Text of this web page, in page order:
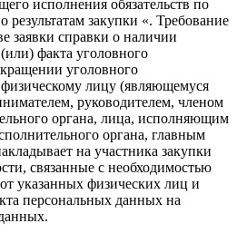
исполнения обязательств по
результатам закупки «. Требование
заявки справки о наличии
факта уголовного
уголовного
лицу (являющемуся
руководителем, членом
органа, лица, исполняющим
органа, главным
на участника закупки
связанные с необходимостью
указанных физических лиц и
персональных данных на